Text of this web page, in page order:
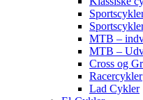
MTB –
MTB –
Cross og
Racercykler
Lad Cykler